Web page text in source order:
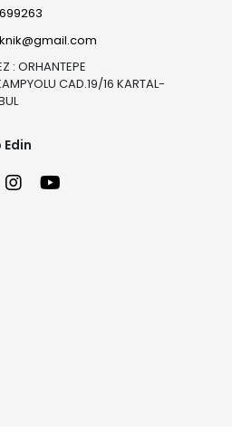
: ORHANTEPE
CAD.19/16 KARTAL-